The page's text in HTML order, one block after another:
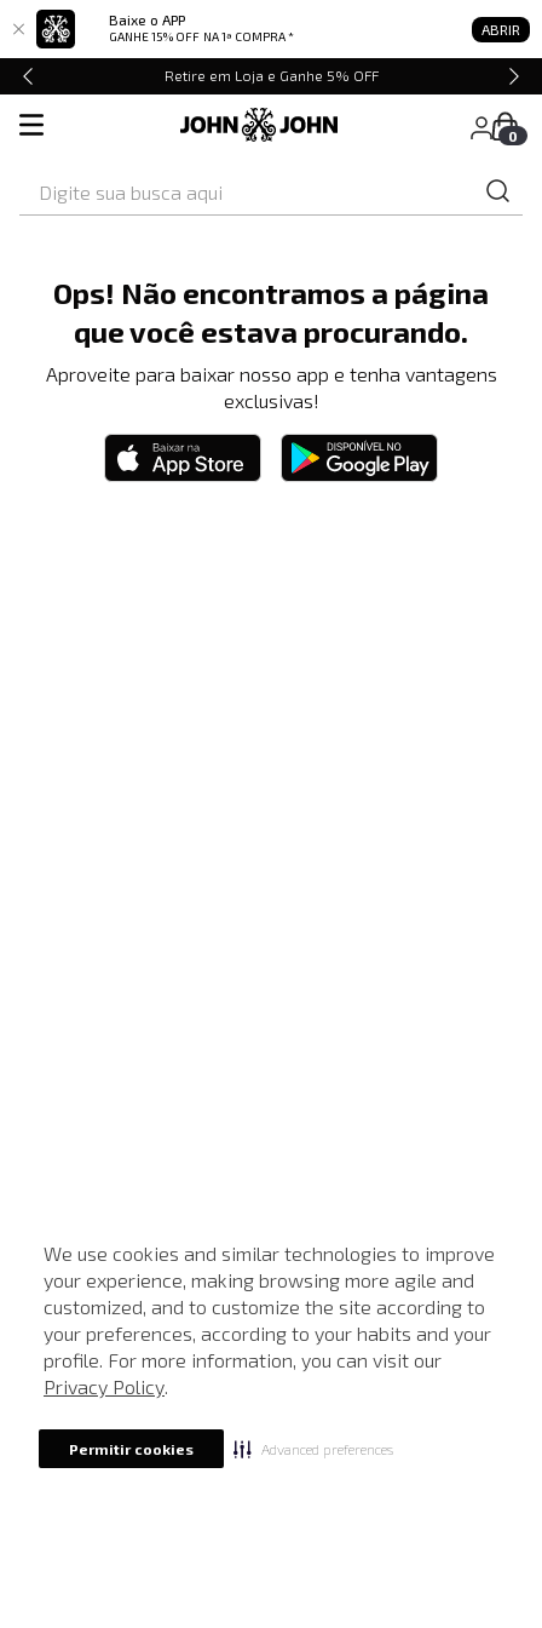
Baixe o APP
GANHE 15% OFF NA 1ª COMPRA * ABRIR
We use cookies and similar technologies to improve
your experience, making browsing more agile and
customized, and to customize the site according to
your preferences, according to your habits and your
profile. For more information, you can visit our
Privacy Policy.
Permitir cookies Advanced preferences
Retire em Loja e Ganhe 5% OFF
0
Ops! Não encontramos a página
que você estava procurando.
Aproveite para baixar nosso app e tenha vantagens
exclusivas!